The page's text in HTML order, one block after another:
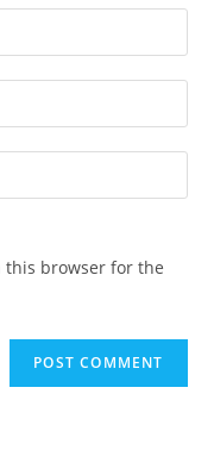
this browser for the